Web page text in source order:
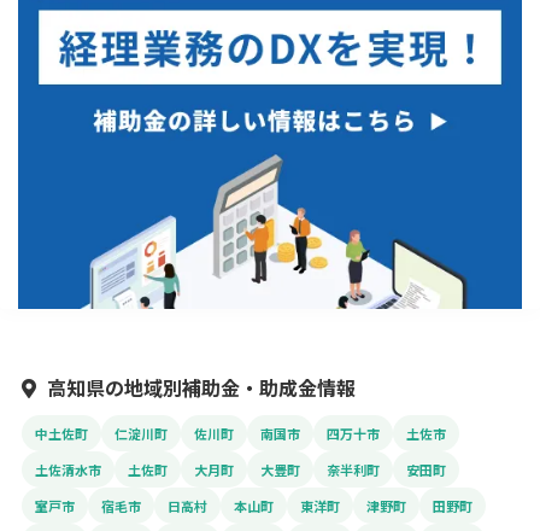
高知県の地域別補助金・助成金情報
中土佐町 仁淀川町 佐川町 南国市 四万十市
土佐市
土佐清水市
土佐町 大月町 大豊町 奈半利町
安田町
室戸市
宿毛市 日高村 本山町 東洋町 津野町
田野町